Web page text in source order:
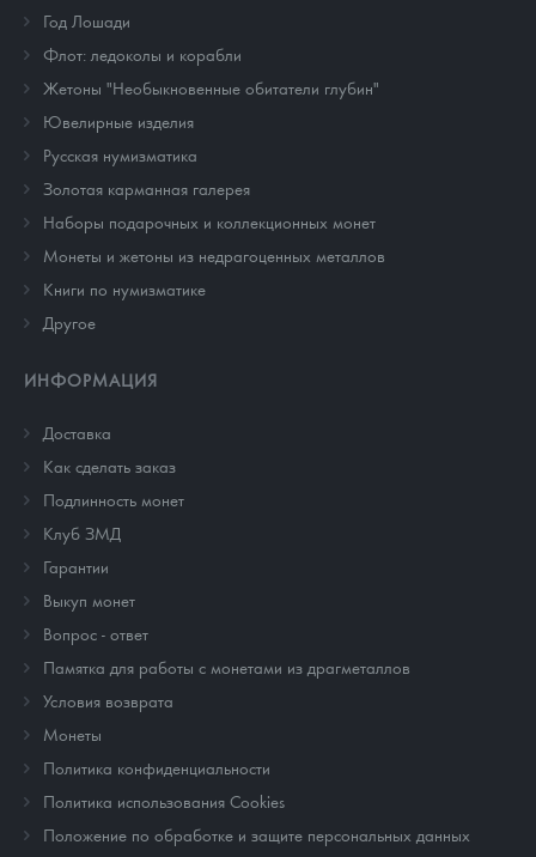
Год Лошади
Флот: ледоколы и корабли
Жетоны "Необыкновенные обитатели глубин"
Ювелирные изделия
Русская нумизматика
Золотая карманная галерея
Наборы подарочных и коллекционных монет
Монеты и жетоны из недрагоценных металлов
Книги по нумизматике
Другое
ИНФОРМАЦИЯ
Доставка
Как сделать заказ
Подлинность монет
Клуб ЗМД
Гарантии
Выкуп монет
Вопрос - ответ
Памятка для работы с монетами из драгметаллов
Условия возврата
Монеты
Политика конфиденциальности
Политика использования Cookies
Положение по обработке и защите персональных данных